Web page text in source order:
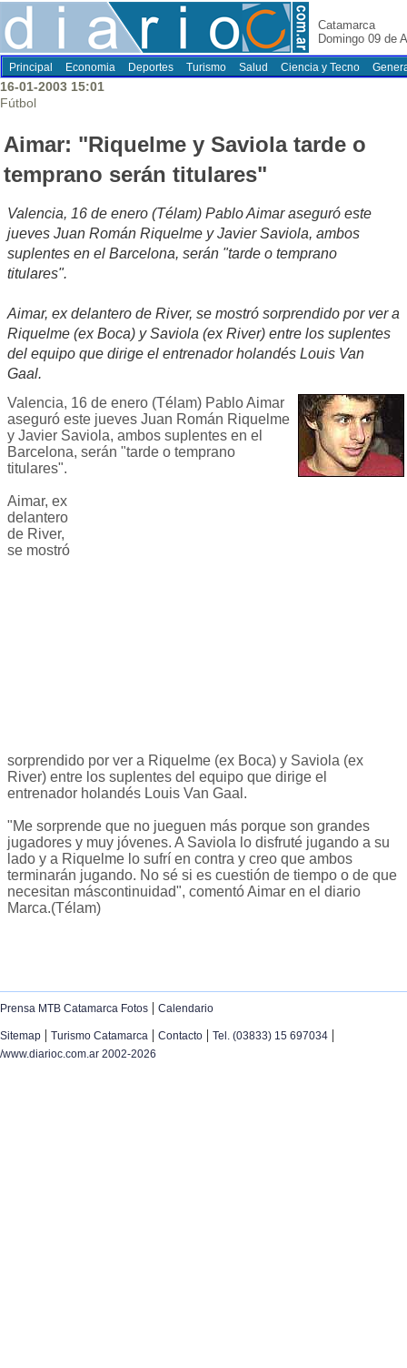
Catamarca
Domingo 09 de
Principal Economia Deportes Turismo Salud Ciencia y Tecno
16-01-2003 15:01
Fútbol
Aimar: "Riquelme y Saviola tarde o
temprano serán titulares"
Valencia, 16 de enero (Télam) Pablo Aimar aseguró este
jueves Juan Román Riquelme y Javier Saviola, ambos
suplentes en el Barcelona, serán "tarde o temprano
titulares".
Aimar, ex delantero de River, se mostró sorprendido por ver a
Riquelme (ex Boca) y Saviola (ex River) entre los suplentes
del equipo que dirige el entrenador holandés Louis Van
Gaal.
Valencia, 16 de enero (Télam) Pablo Aimar
aseguró este jueves Juan Román Riquelme
y Javier Saviola, ambos suplentes en el
Barcelona, serán "tarde o temprano
titulares".
Aimar, ex
delantero
de River,
se mostró
sorprendido por ver a Riquelme (ex Boca) y Saviola (ex
River) entre los suplentes del equipo que dirige el
entrenador holandés Louis Van Gaal.
"Me sorprende que no jueguen más porque son grandes
jugadores y muy jóvenes. A Saviola lo disfruté jugando a su
lado y a Riquelme lo sufrí en contra y creo que ambos
terminarán jugando. No sé si es cuestión de tiempo o de que
necesitan máscontinuidad", comentó Aimar en el diario
Marca.(Télam)
Prensa MTB Catamarca Fotos | Calendario
Sitemap | Turismo Catamarca | Contacto | Tel. (03833) 15 697034 |
/www.diarioc.com.ar 2002-2026